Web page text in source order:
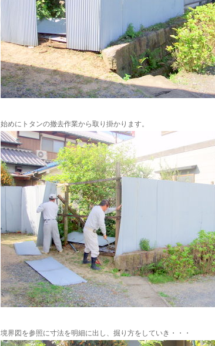
始めにトタンの撤去作業から取り掛かります。
境界図を参照に寸法を明細に出し、掘り方をしていき・・・